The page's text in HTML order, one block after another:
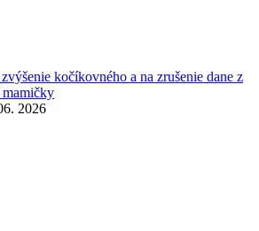
kočíkovného a na zrušenie dane z
mamičky
2026